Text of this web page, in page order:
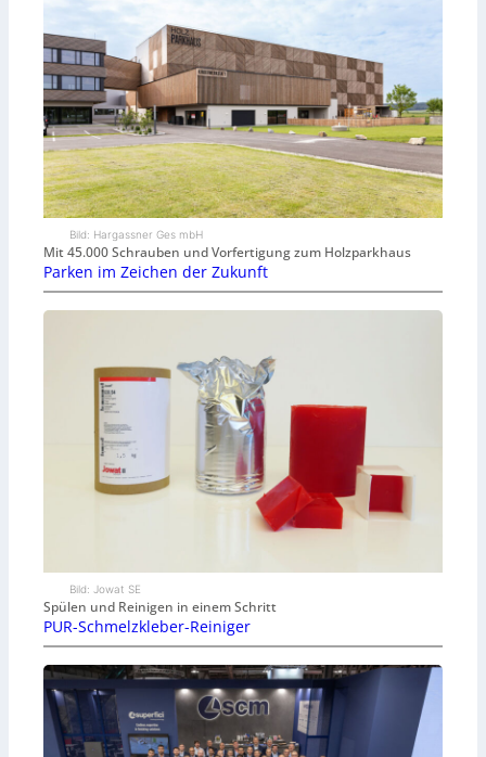
Bild: Hargassner Ges mbH
Mit 45.000 Schrauben und Vorfertigung zum Holzparkhaus
Parken im Zeichen der Zukunft
Bild: Jowat SE
Spülen und Reinigen in einem Schritt
PUR-Schmelzkleber-Reiniger